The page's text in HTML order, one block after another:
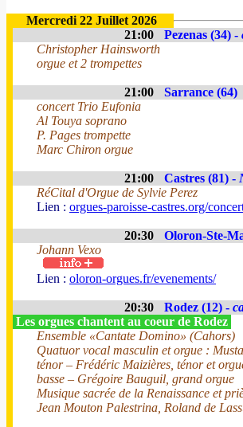
Mercredi 22 Juillet 2026
21:00
Pezenas (34) -
Christopher Hainsworth
orgue et 2 trompettes
21:00
Sarrance (64)
concert Trio Eufonia
Al Touya soprano
P. Pages trompette
Marc Chiron orgue
21:00 Castres (81) -
RéCital d'Orgue de Sylvie Perez
Lien : orgues-paroisse-castres.org/
20:30 Oloron-Ste-
Johann Vexo
Lien : oloron-orgues.fr/evenements/
20:30 Rodez (12) -
Les orgues chantent au coeur de Rodez
Ensemble «Cantate Domino» (Cahors)
Quatuor vocal masculin et orgue :
ténor – Frédéric Maizières, ténor et
basse – Grégoire Bauguil, grand orgue
Musique sacrée de la Renaissance et
Jean Mouton Palestrina, Roland de